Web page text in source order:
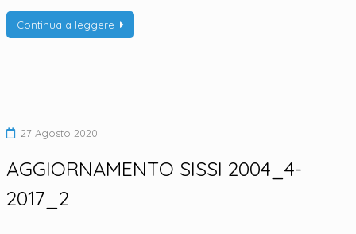
Continua a leggere
27 Agosto 2020
AGGIORNAMENTO SISSI 2004_4-
2017_2